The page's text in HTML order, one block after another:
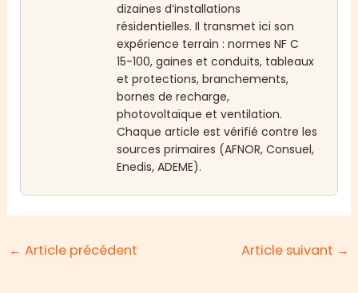
dizaines d’installations
résidentielles. Il transmet ici son
expérience terrain : normes NF C
15-100, gaines et conduits, tableaux
et protections, branchements,
bornes de recharge,
photovoltaïque et ventilation.
Chaque article est vérifié contre les
sources primaires (AFNOR, Consuel,
Enedis, ADEME).
← Article précédent Article suivant →